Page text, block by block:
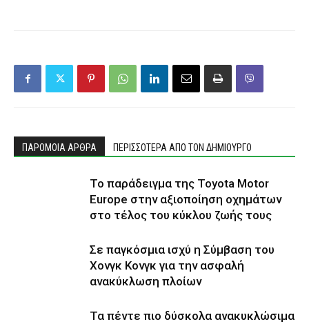
ΠΑΡΟΜΟΙΑ ΑΡΘΡΑ ΠΕΡΙΣΣΟΤΕΡΑ ΑΠΟ ΤΟΝ ΔΗΜΙΟΥΡΓΟ
Το παράδειγμα της Toyota Motor
Europe στην αξιοποίηση οχημάτων
στο τέλος του κύκλου ζωής τους
Σε παγκόσμια ισχύ η Σύμβαση του
Χονγκ Κονγκ για την ασφαλή
ανακύκλωση πλοίων
Τα πέντε πιο δύσκολα ανακυκλώσιμα